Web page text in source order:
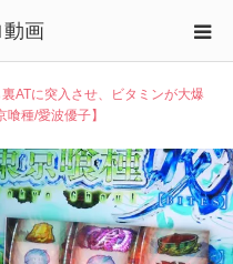
画
裏ATに突入させ、ビタミンが大爆
種/愛波優子】